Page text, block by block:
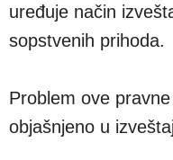
uređuje način
sopstvenih prihoda.
Problem ove
objašnjeno u